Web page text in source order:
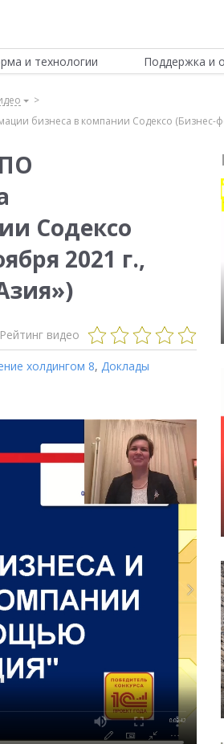
и технологии Поддержка и
бизнеса в компании Содексо (Бизнес-
Содексо
2021 г.,
Рейтинг видео
холдингом 8, Доклады